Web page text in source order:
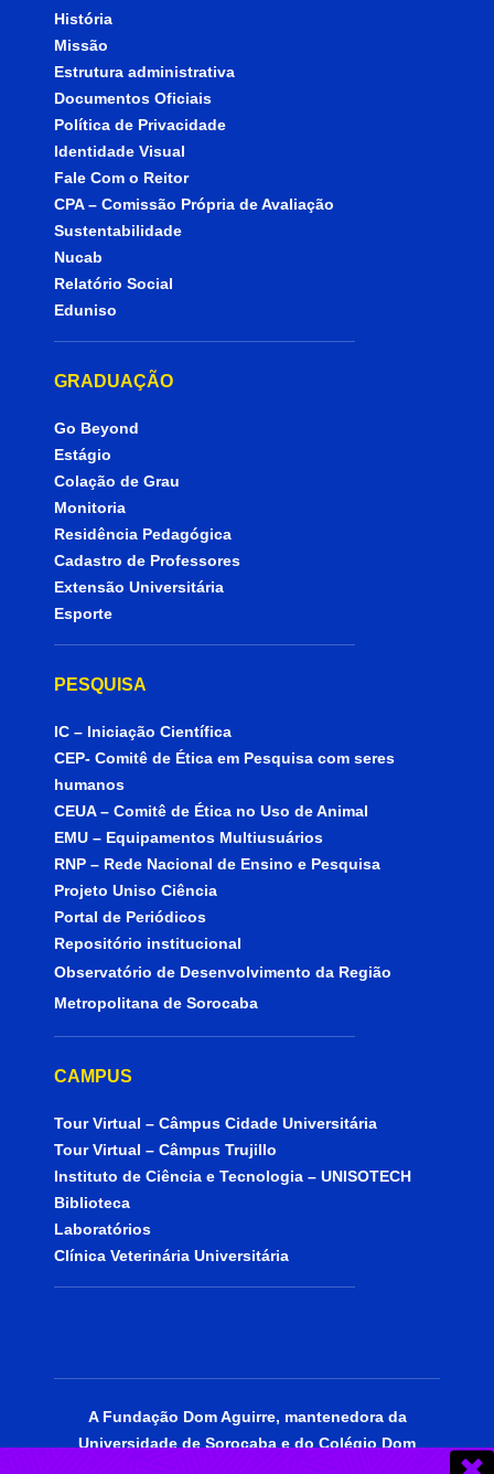
História
Missão
Estrutura administrativa
Documentos Oficiais
Política de Privacidade
Identidade Visual
Fale Com o Reitor
CPA – Comissão Própria de Avaliação
Sustentabilidade
Nucab
Relatório Social
Eduniso
GRADUAÇÃO
Go Beyond
Estágio
Colação de Grau
Monitoria
Residência Pedagógica
Cadastro de Professores
Extensão Universitária
Esporte
PESQUISA
IC – Iniciação Científica
CEP- Comitê de Ética em Pesquisa com seres
humanos
CEUA – Comitê de Ética no Uso de Animal
EMU – Equipamentos Multiusuários
RNP – Rede Nacional de Ensino e Pesquisa
Projeto Uniso Ciência
Portal de Periódicos
Repositório institucional
Observatório de Desenvolvimento da Região
Metropolitana de Sorocaba
CAMPUS
Tour Virtual – Câmpus Cidade Universitária
Tour Virtual – Câmpus Trujillo
Instituto de Ciência e Tecnologia – UNISOTECH
Biblioteca
Laboratórios
Clínica Veterinária Universitária
A Fundação Dom Aguirre, mantenedora da
Universidade de Sorocaba e do Colégio Dom